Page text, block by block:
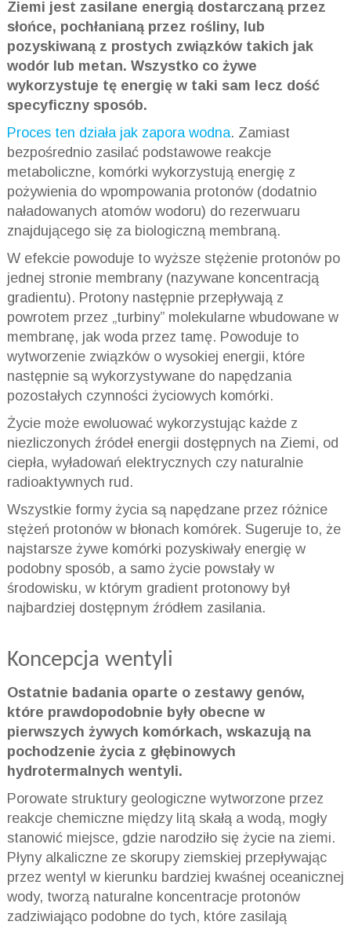
Ziemi jest zasilane energią dostarczaną przez
słońce, pochłanianą przez rośliny, lub
pozyskiwaną z prostych związków takich jak
wodór lub metan. Wszystko co żywe
wykorzystuje tę energię w taki sam lecz dość
specyficzny sposób.
Proces ten działa jak zapora wodna. Zamiast
bezpośrednio zasilać podstawowe reakcje
metaboliczne, komórki wykorzystują energię z
pożywienia do wpompowania protonów (dodatnio
naładowanych atomów wodoru) do rezerwuaru
znajdującego się za biologiczną membraną.
W efekcie powoduje to wyższe stężenie protonów po
jednej stronie membrany (nazywane koncentracją
gradientu). Protony następnie przepływają z
powrotem przez „turbiny” molekularne wbudowane w
membranę, jak woda przez tamę. Powoduje to
wytworzenie związków o wysokiej energii, które
następnie są wykorzystywane do napędzania
pozostałych czynności życiowych komórki.
Życie może ewoluować wykorzystując każde z
niezliczonych źródeł energii dostępnych na Ziemi, od
ciepła, wyładowań elektrycznych czy naturalnie
radioaktywnych rud.
Wszystkie formy życia są napędzane przez różnice
stężeń protonów w błonach komórek. Sugeruje to, że
najstarsze żywe komórki pozyskiwały energię w
podobny sposób, a samo życie powstały w
środowisku, w którym gradient protonowy był
najbardziej dostępnym źródłem zasilania.
Koncepcja wentyli
Ostatnie badania oparte o zestawy genów,
które prawdopodobnie były obecne w
pierwszych żywych komórkach, wskazują na
pochodzenie życia z głębinowych
hydrotermalnych wentyli.
Porowate struktury geologiczne wytworzone przez
reakcje chemiczne między litą skałą a wodą, mogły
stanowić miejsce, gdzie narodziło się życie na ziemi.
Płyny alkaliczne ze skorupy ziemskiej przepływając
przez wentyl w kierunku bardziej kwaśnej oceanicznej
wody, tworzą naturalne koncentracje protonów
zadziwiająco podobne do tych, które zasilają